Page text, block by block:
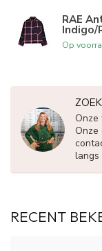
RAE
Indigo/
Op
Onze
Onze
langs
RECENT